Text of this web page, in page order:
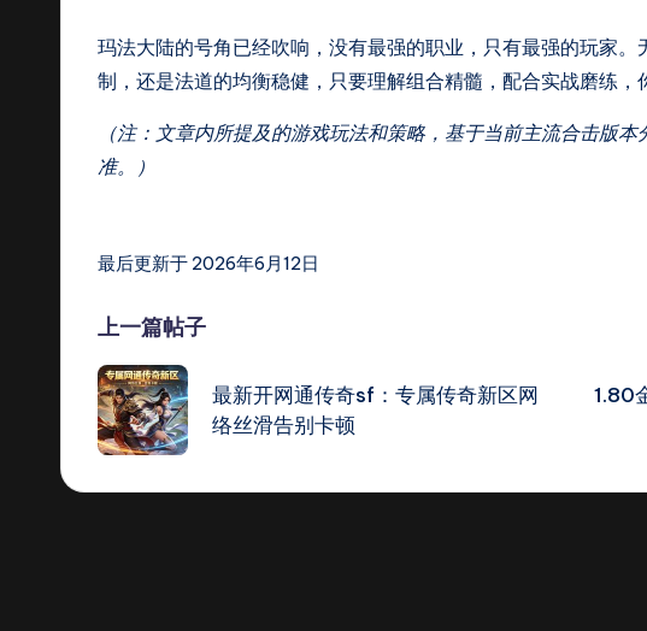
玛法大陆的号角已经吹响，没有最强的职业，只有最强的玩家
制，还是法道的均衡稳健，只要理解组合精髓，配合实战磨练，
（注：文章内所提及的游戏玩法和策略，基于当前主流合击版
准。）
最后更新于 2026年6月12日
Post
navigation
上一篇帖子
最新开网通传奇sf：专属传奇新区网
络丝滑告别卡顿
1.80